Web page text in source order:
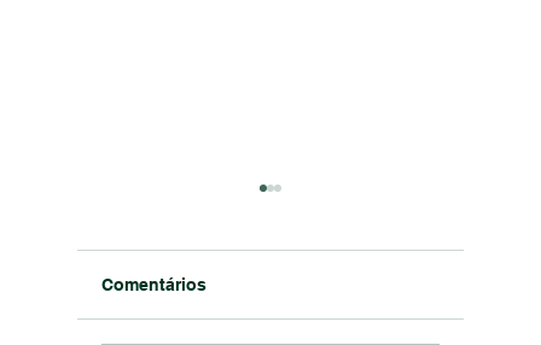
Comentários